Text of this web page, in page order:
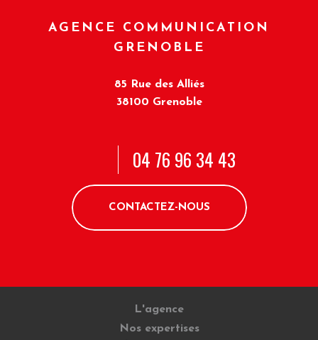
AGENCE COMMUNICATION
GRENOBLE
85 Rue des Alliés
38100 Grenoble
04 76 96 34 43
CONTACTEZ-NOUS
L'agence
Nos expertises